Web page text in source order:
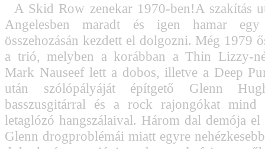
A Skid Row zenekar 1970-ben!A szakítás
Angelesben maradt és igen hamar
összehozásán kezdett el dolgozni. Még 1979
a trió, melyben a korábban a Thin Lizzy-
Mark Nauseef lett a dobos, illetve a Deep
után szólópályáját építgető Glenn
basszusgitárral és a rock rajongókat
letaglózó hangszálaival. Három dal demója
Glenn drogproblémái miatt egyre